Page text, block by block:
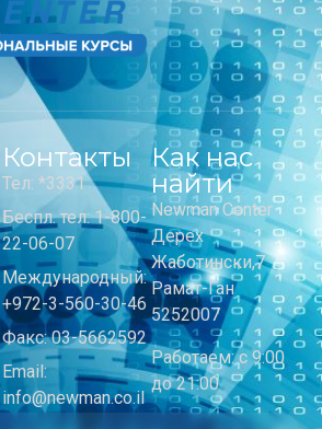
Контакты
Тел: *3331
Беспл. тел: 1-800-
22-06-07
Международный:
+972-3-560-30-46
Факс: 03-5662592
Email:
info@newman.co.il
Как нас
найти
Newman Center
Дерех
Жаботински,7
Рамат-Ган
5252007
Работаем: с 9:00
до 21:00